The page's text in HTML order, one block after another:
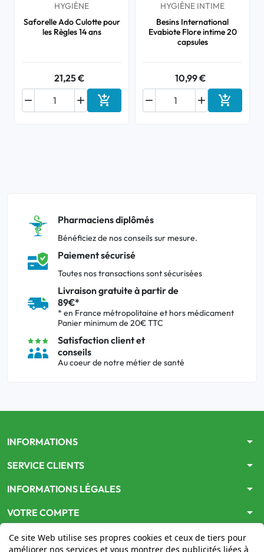
HYGIÈNE
Saforelle Ado Culotte pour
les Règles 14 ans
21,25 €

 Ajouter au panier
HYGIÈNE INTIME
Besins International
Evabiote Flore intime 20
capsules
10,99 €

 Ajouter
Pharmaciens diplômés
Bénéficiez de nos conseils sur mesure.
Paiement sécurisé
Toutes nos transactions sont sécurisées
Livraison gratuite à partir de
89€*
* en France métropolitaine et hors médicament
Panier minimum de 20€ TTC
Satisfaction client et
conseils
Au coeur de notre métier de santé
INFORMATIONS arrow_drop_down
SERVICE CLIENTS arrow_drop_down
INFORMATIONS LÉGALES arrow_drop_down
VOTRE COMPTE arrow_drop_down
Ce site Web utilise ses propres cookies et ceux de tiers pour
améliorer nos services et vous montrer des publicités liées à